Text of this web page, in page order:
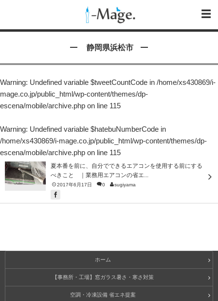
静岡県浜松市
Warning: Undefined variable $tweetCountCode in /home/xs430869/i-
mage.co.jp/public_html/wp-content/themes/dp-
escena/mobile/archive.php on line 115
Warning: Undefined variable $hatebuNumberCode in
/home/xs430869/i-mage.co.jp/public_html/wp-content/themes/dp-
escena/mobile/archive.php on line 115
夏本番を前に、自分でできるエアコンを使用する前にする
べきこと ｜業務用エアコンの省エ...
2017年6月17日 0 sugiyama
ホーム
【事務所・工場】窓ガラス暑さ・寒さ対策
空調・冷凍設備 省エネ提案